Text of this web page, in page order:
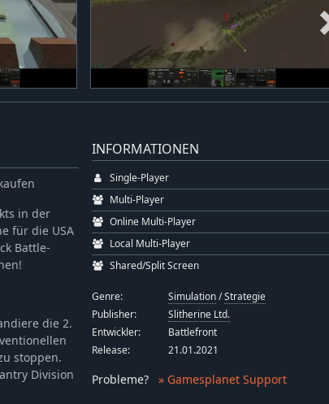
in der
für die USA
Battle-
die 2.
stoppen.
Division
INFORMATIONEN
Single-Player
Multi-Player
Online Multi-Player
Local Multi-Player
Shared/Split Screen
Genre: Simulation/Strategie
Publisher:
Slitherine Ltd.
Entwickler:
Battlefront
Release:
21.01.2021
Probleme? » Gamesplanet Support